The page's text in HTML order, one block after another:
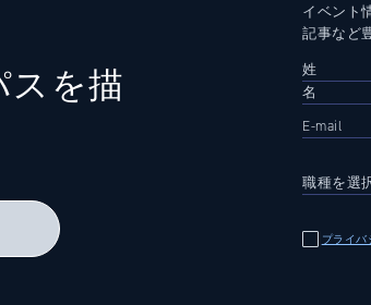
スを描
イベント
記事など
プライバ